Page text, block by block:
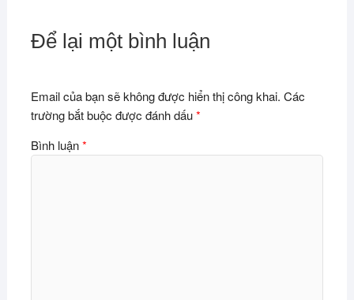
Để lại một bình luận
Email của bạn sẽ không được hiển thị công khai. Các
trường bắt buộc được đánh dấu*
Bình luận*